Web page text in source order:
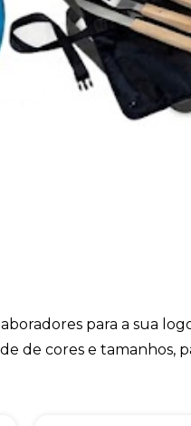
para a sua
de cores e tamanhos,